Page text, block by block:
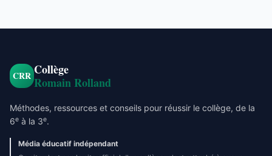
CRR Collège
Romain Rolland
Méthodes, ressources et conseils pour réussir le collège, de la
6e à la 3e.
Média éducatif indépendant